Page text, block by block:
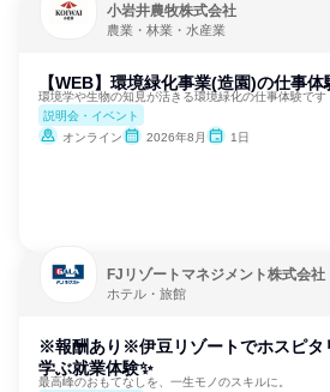
小岩井農牧株式会社
農業・林業・水産業
【WEB】環境緑化事業(造園)の仕事体
環境学や生物の知見が活きる環境緑化の仕事体験です
説明会・イベント
オンライン
2026年8月 1日
FJリゾートマネジメント株式会社
ホテル・旅館
※報酬あり※伊豆リゾートでホスピタ
学ぶ就業体験✨
最高峰のおもてなしを、一生モノのスキルに。